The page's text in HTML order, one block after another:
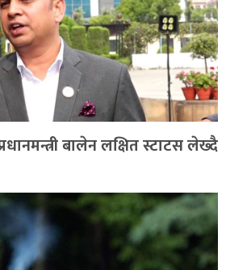
बालेन लक्षित स्टाटस लेख्दै